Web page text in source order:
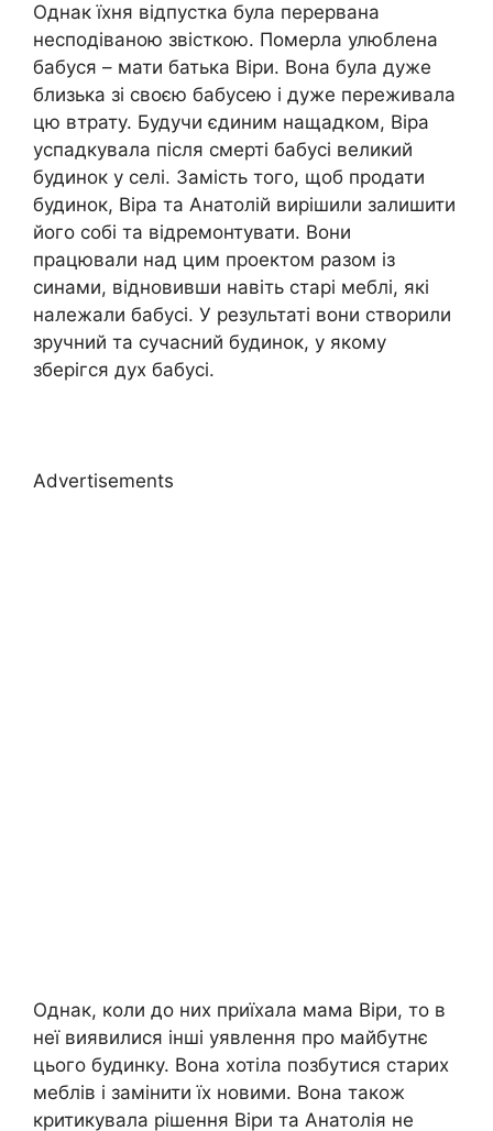
Однак їхня відпустка була перервана
несподіваною звісткою. Померла улюблена
бабуся – мати батька Віри. Вона була дуже
близька зі своєю бабусею і дуже переживала
цю втрату. Будучи єдиним нащадком, Віра
успадкувала після смерті бабусі великий
будинок у селі. Замість того, щоб продати
будинок, Віра та Анатолій вирішили залишити
його собі та відремонтувати. Вони
працювали над цим проектом разом із
синами, відновивши навіть старі меблі, які
належали бабусі. У результаті вони створили
зручний та сучасний будинок, у якому
зберігся дух бабусі.
Advertisements
Однак, коли до них приїхала мама Віри, то в
неї виявилися інші уявлення про майбутнє
цього будинку. Вона хотіла позбутися старих
меблів і замінити їх новими. Вона також
критикувала рішення Віри та Анатолія не